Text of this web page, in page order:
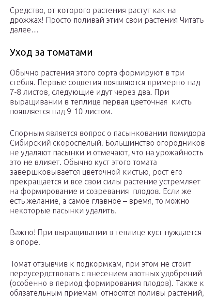
Средство, от которого растения растут как на
дрожжах! Просто поливай этим свои растения Читать
далее…
Уход за томатами
Обычно растения этого сорта формируют в три
стебля. Первые соцветия появляются примерно над
7-8 листов, следующие идут через два. При
выращивании в теплице первая цветочная кисть
появляется над 9-10 листом.
Спорным является вопрос о пасынковании помидора
Сибирский скороспелый. Большинство огородников
не удаляют пасынки и отмечают, что на урожайность
это не влияет. Обычно куст этого томата
завершковывается цветочной кистью, рост его
прекращается и все свои силы растение устремляет
на формирование и созревания плодов. Если же
есть желание, а самое главное – время, то можно
некоторые пасынки удалить.
Важно! При выращивании в теплице куст нуждается
в опоре.
Томат отзывчив к подкормкам, при этом не стоит
переусердствовать с внесением азотных удобрений
(особенно в период формирования плодов). Также к
обязательным приемам относятся поливы растений,